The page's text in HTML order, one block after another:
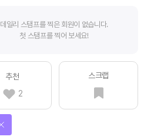
데일리 스탬프를 찍은 회원이 없습니다.
첫 스탬프를 찍어 보세요!
추천
2
스크랩